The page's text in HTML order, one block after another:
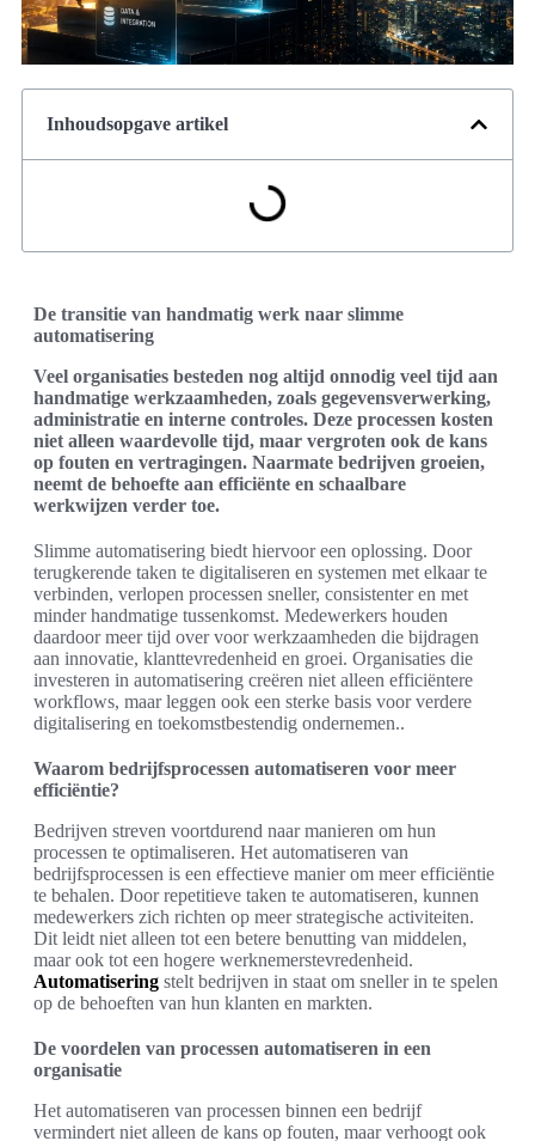
Inhoudsopgave artikel
De transitie van handmatig werk naar slimme
automatisering
Veel organisaties besteden nog altijd onnodig veel tijd aan
handmatige werkzaamheden, zoals gegevensverwerking,
administratie en interne controles. Deze processen kosten
niet alleen waardevolle tijd, maar vergroten ook de kans
op fouten en vertragingen. Naarmate bedrijven groeien,
neemt de behoefte aan efficiënte en schaalbare
werkwijzen verder toe.
Slimme automatisering biedt hiervoor een oplossing. Door
terugkerende taken te digitaliseren en systemen met elkaar te
verbinden, verlopen processen sneller, consistenter en met
minder handmatige tussenkomst. Medewerkers houden
daardoor meer tijd over voor werkzaamheden die bijdragen
aan innovatie, klanttevredenheid en groei. Organisaties die
investeren in automatisering creëren niet alleen efficiëntere
workflows, maar leggen ook een sterke basis voor verdere
digitalisering en toekomstbestendig ondernemen..
Waarom bedrijfsprocessen automatiseren voor meer
efficiëntie?
Bedrijven streven voortdurend naar manieren om hun
processen te optimaliseren. Het automatiseren van
bedrijfsprocessen is een effectieve manier om meer efficiëntie
te behalen. Door repetitieve taken te automatiseren, kunnen
medewerkers zich richten op meer strategische activiteiten.
Dit leidt niet alleen tot een betere benutting van middelen,
maar ook tot een hogere werknemerstevredenheid.
Automatisering stelt bedrijven in staat om sneller in te spelen
op de behoeften van hun klanten en markten.
De voordelen van processen automatiseren in een
organisatie
Het automatiseren van processen binnen een bedrijf
vermindert niet alleen de kans op fouten, maar verhoogt ook